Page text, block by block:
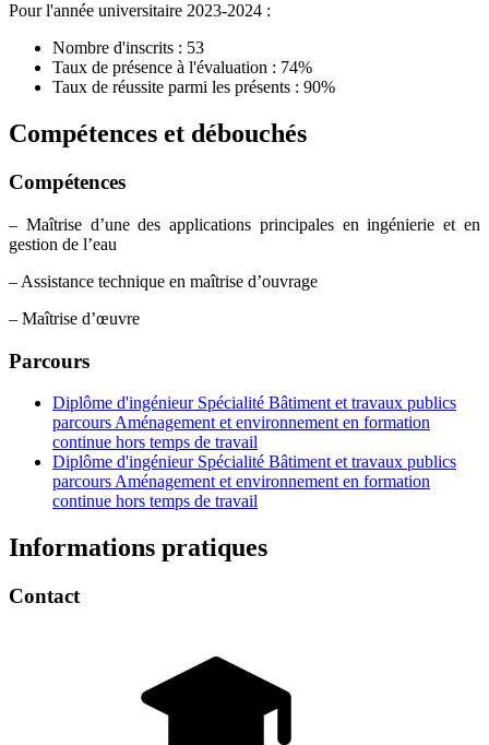
Pour l'année universitaire 2023-2024 :
Nombre d'inscrits : 53
Taux de présence à l'évaluation : 74%
Taux de réussite parmi les présents : 90%
Compétences et débouchés
Compétences
– Maîtrise d’une des applications principales en ingénierie et en
gestion de l’eau
– Assistance technique en maîtrise d’ouvrage
– Maîtrise d’œuvre
Parcours
Diplôme d'ingénieur Spécialité Bâtiment et travaux publics
parcours Aménagement et environnement en formation
continue hors temps de travail
Diplôme d'ingénieur Spécialité Bâtiment et travaux publics
parcours Aménagement et environnement en formation
continue hors temps de travail
Informations pratiques
Contact